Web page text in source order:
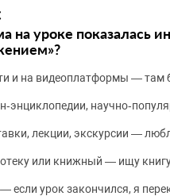
на уроке показалась
и на видеоплатформы — там
лекции, экскурсии —
или книжный — ищу
если урок закончился, я